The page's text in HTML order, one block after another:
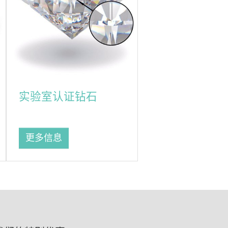
实验室认证钻石
更多信息